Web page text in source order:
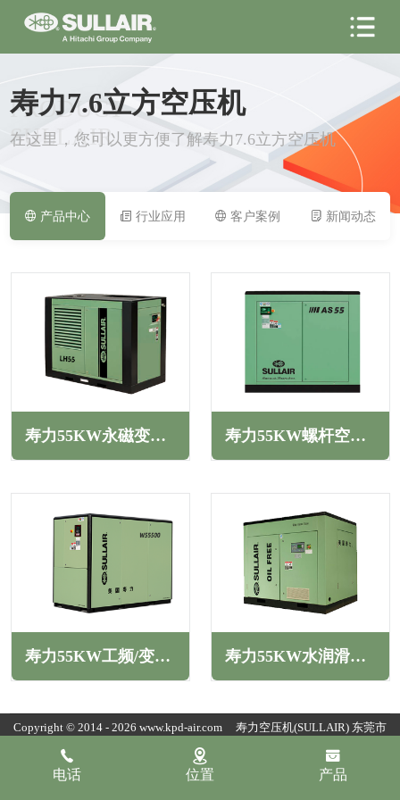
PRODUCT
SULLAIR
寿力7.6立方空压机
在这里，您可以更方便了解寿力7.6立方空压机
产品中心 行业应用 客户案例 新闻动态
寿力55KW永磁变频螺杆空压机LH系列 寿力55KW螺杆空压机AS系列
寿力55KW工频/变频螺杆空压机WS系列 寿力55KW水润滑变频无油螺杆空压机GS系列
电话 位置 产品
Copyright © 2014 - 2026 www.kpd-air.com 寿力空压机(SULLAIR) 东莞市
康普达节能科技有限公司版权所有
粤ICP备19154118号
粤公网安备
44190002007796